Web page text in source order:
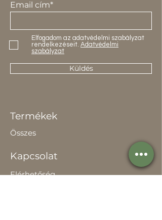
Email cím*
Elfogadom az adatvédelmi szabályzat
rendelkezéseit. Adatvédelmi
szabályzat
Küldés
Termékek
Összes
Kapcsolat
Elérhetőség